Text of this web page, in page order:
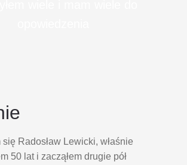
się Radosław Lewicki, właśnie
50 lat i zacząłem drugie pół